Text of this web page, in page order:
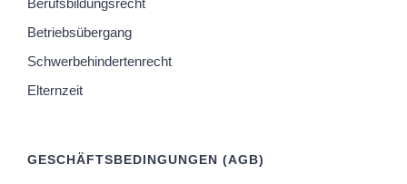
Berufsbildungsrecht
Betriebsübergang
Schwerbehindertenrecht
Elternzeit
GESCHÄFTSBEDINGUNGEN (AGB)